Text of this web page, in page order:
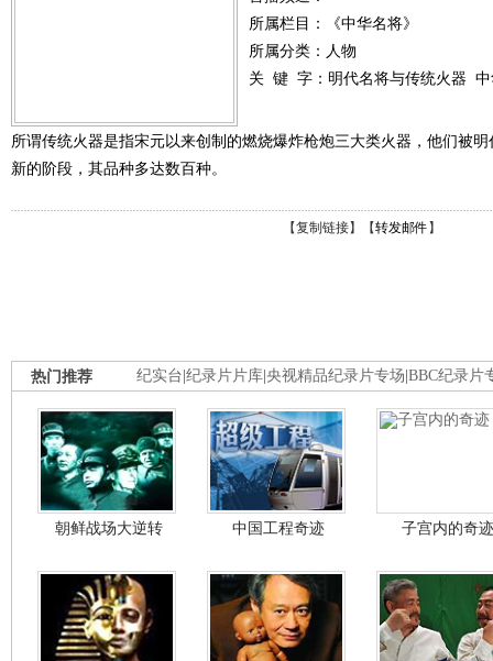
所属栏目：
《中华名将》
所属分类：人物
关 键 字： 明代名将与传统火器
所谓传统火器是指宋元以来创制的燃烧爆炸枪炮三大类火器，他们被
新的阶段，其品种多达数百种。
【复制链接】【转发邮件 】
纪实台 纪录片片库 央视精品纪录片专场 BBC纪录片
热门推荐
朝鲜战场大逆转 中国工程奇迹 子宫内的奇迹